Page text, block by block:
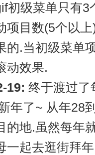
初级菜单只有3
项目数(5个以
的.当初级菜单
动效果.
19: 终于渡过了
年了~ 从年28
的地.虽然每年
一起去逛街拜